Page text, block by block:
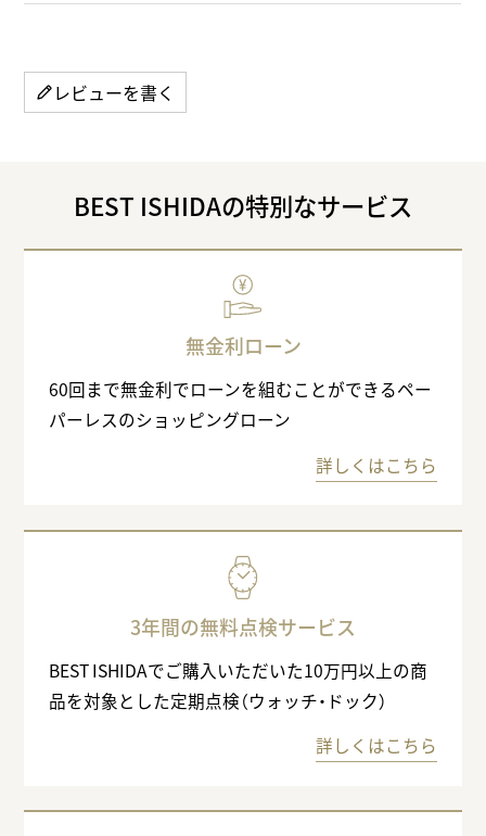
レビューを書く
BEST ISHIDAの特別なサービス
無金利ローン
60回まで無金利でローンを組むことができるペー
パーレスのショッピングローン
詳しくはこちら
3年間の無料点検サービス
BEST ISHIDAでご購入いただいた10万円以上の商
品を対象とした定期点検（ウォッチ・ドック）
詳しくはこちら